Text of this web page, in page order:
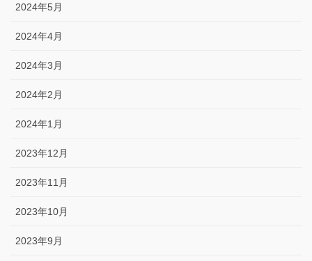
2024年5月
2024年4月
2024年3月
2024年2月
2024年1月
2023年12月
2023年11月
2023年10月
2023年9月